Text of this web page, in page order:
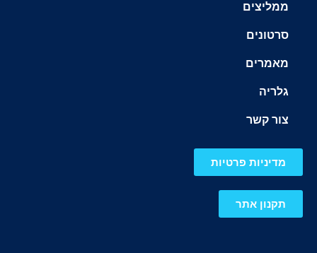
ממליצים
סרטונים
מאמרים
גלריה
צור קשר
מדיניות פרטיות
תקנון אתר